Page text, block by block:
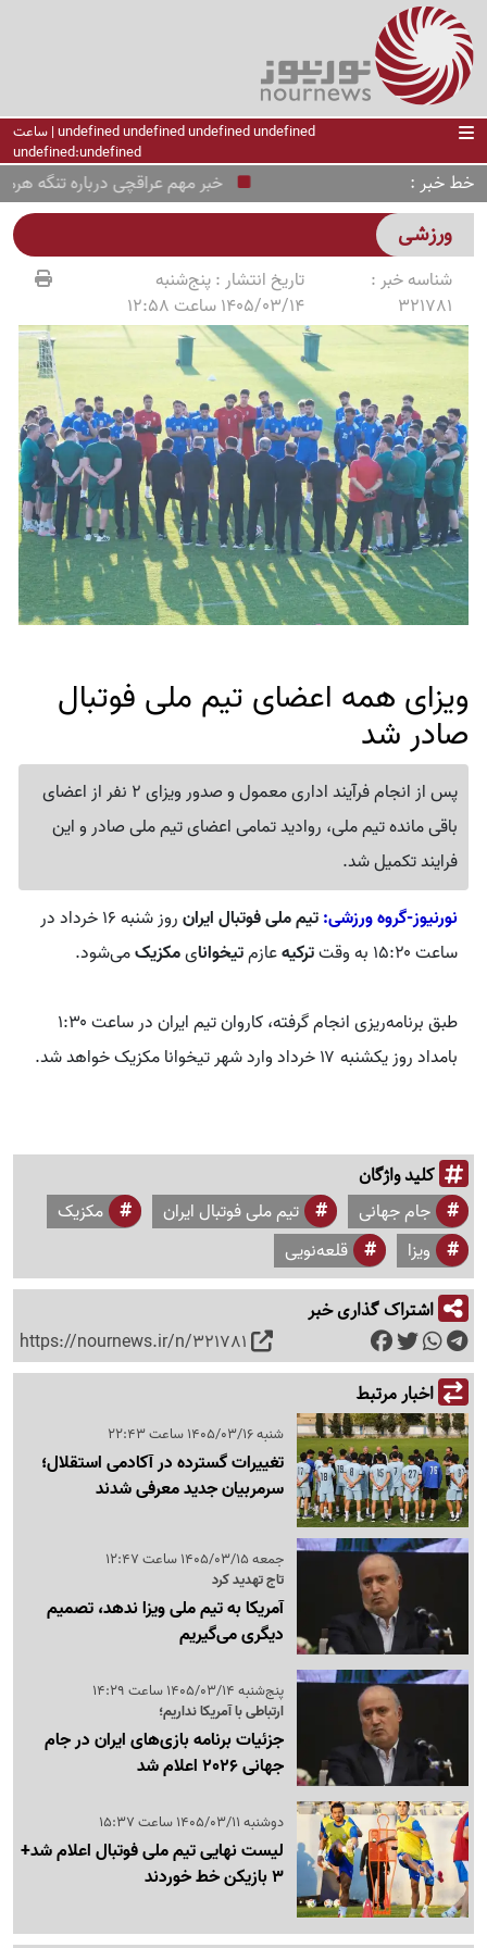
undefined undefined undefined undefined | ساعت
undefined:undefined
خط خبر خبر مهم عراقچی درباره تنگه
ورزشی
شناسه خبر :
321781
تاریخ انتشار :پنج‌شنبه
1405/03/14 ساعت 12:58
ویزای همه اعضای تیم ملی فوتبال
صادر شد
پس از انجام فرآیند اداری معمول و صدور ویزای 2 نفر از اعضای
باقی مانده تیم ملی، روادید تمامی اعضای تیم ملی صادر و این
فرایند تکمیل شد.
نورنیوز-گروه ورزشی:تیم ملی فوتبال ایران
روز شنبه ۱۶ خرداد در
ساعت ۱۵:۲۰ به وقت
ترکیهعازمتیخوانایمکزیکمی‌شود.
طبق برنامه‌ریزی انجام گرفته، کاروان تیم ایران در ساعت ۱:۳۰
بامداد روز یکشنبه ۱۷ خرداد وارد شهر تیخوانا مکزیک خواهد شد.
کلید واژگان
جام جهانی تیم ملی فوتبال ایران
مکزیک
ویزا
قلعه‌نویی
اشتراک گذاری خبر
https://nournews.ir/n/321781
اخبار مرتبط
شنبه 1405/03/16 ساعت 22:43
تغییرات گسترده در آکادمی استقلال؛
سرمربیان جدید معرفی شدند
جمعه 1405/03/15 ساعت 12:47
تاج تهدید کرد
آمریکا به تیم ملی ویزا ندهد، تصمیم
دیگری می‌گیریم
پنج‌شنبه 1405/03/14 ساعت 14:29
ارتباطی با آمریکا نداریم؛
جزئیات برنامه بازی‌های ایران در جام
جهانی 2026 اعلام شد
دوشنبه 1405/03/11 ساعت 15:37
لیست نهایی تیم ملی فوتبال اعلام شد+
3 بازیکن خط خوردند